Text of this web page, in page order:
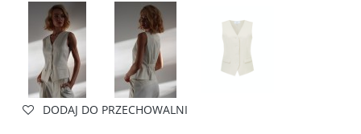
DODAJ DO PRZECHOWALNI